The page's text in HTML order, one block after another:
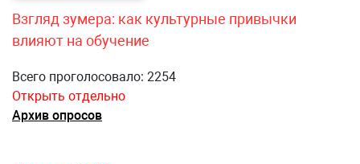
Взгляд зумера: как культурные привычки
влияют на обучение
Всего проголосовало: 2254
Открыть отдельно
Архив опросов